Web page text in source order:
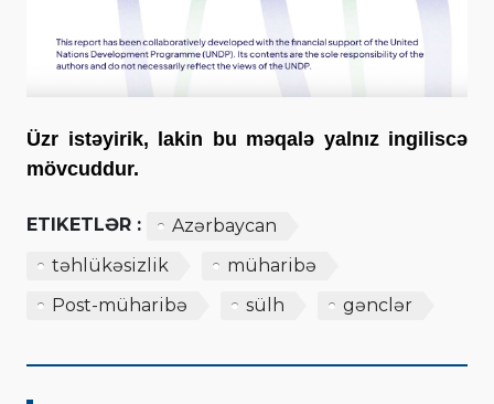
Üzr istəyirik, lakin bu məqalə yalnız ingiliscə
mövcuddur.
ETIKETLƏR :
Azərbaycan
təhlükəsizlik
müharibə
Post-müharibə
sülh gənclər